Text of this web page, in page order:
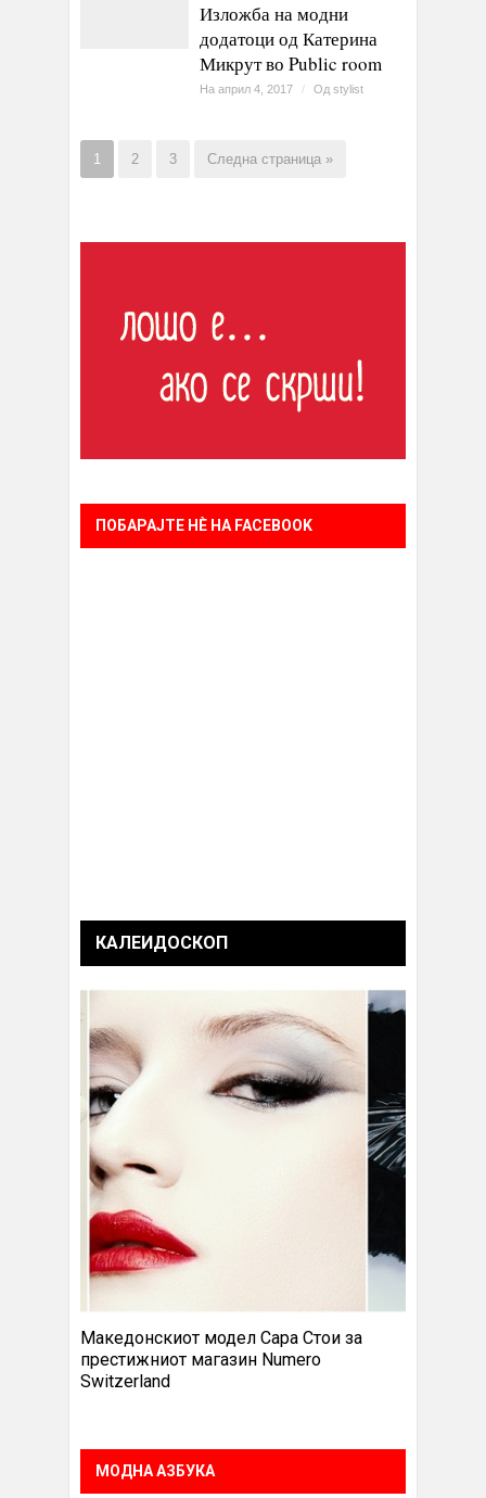
Изложба на модни
додатоци од Катерина
Микрут во Public room
На април 4, 2017 / Од stylist
1 2 3 Следна страница »
ПОБАРАЈТЕ НÈ НА FACEBOOK
КАЛЕИДОСКОП
Македонскиот модел Сара Стои за
престижниот магазин Numero
Switzerland
МОДНА АЗБУКА